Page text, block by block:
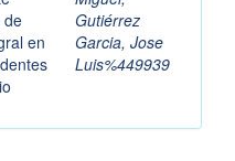
de
en
Gutiérrez
Garcia, Jose
Luis%449939